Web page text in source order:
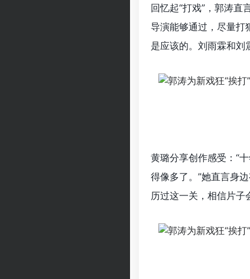
回忆起“打戏”，郭涛
导演能够通过，尽量打
是应该的。刘雨霖和刘
黄璐分享创作感受：“
得像多了。”她直言身
历过这一关，相信片子